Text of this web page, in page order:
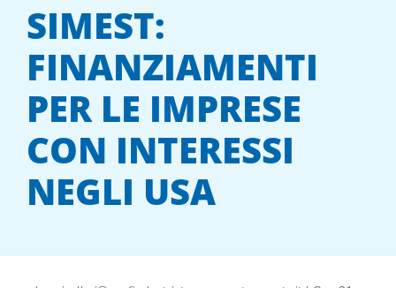
SIMEST:
FINANZIAMENTI
PER LE IMPRESE
CON INTERESSI
NEGLI USA